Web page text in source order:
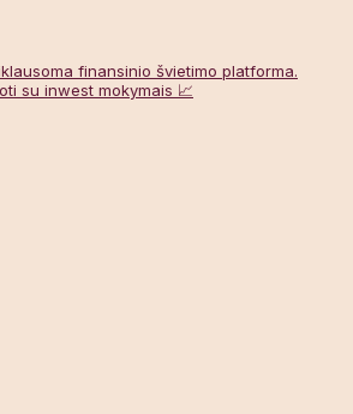
finansinio švietimo platforma.
su inwest mokymais 📈